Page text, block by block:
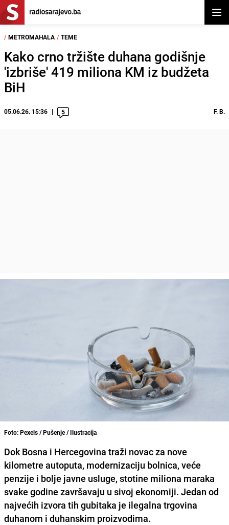
/ METROMAHALA / TEME
Kako crno tržište duhana godišnje
'izbriše' 419 miliona KM iz budžeta
BiH
05.06.26. 15:36 5 F. B.
Foto: Pexels / Pušenje / Ilustracija
Dok Bosna i Hercegovina traži novac za nove
kilometre autoputa, modernizaciju bolnica, veće
penzije i bolje javne usluge, stotine miliona maraka
svake godine završavaju u sivoj ekonomiji. Jedan od
najvećih izvora tih gubitaka je ilegalna trgovina
duhanom i duhanskim proizvodima.